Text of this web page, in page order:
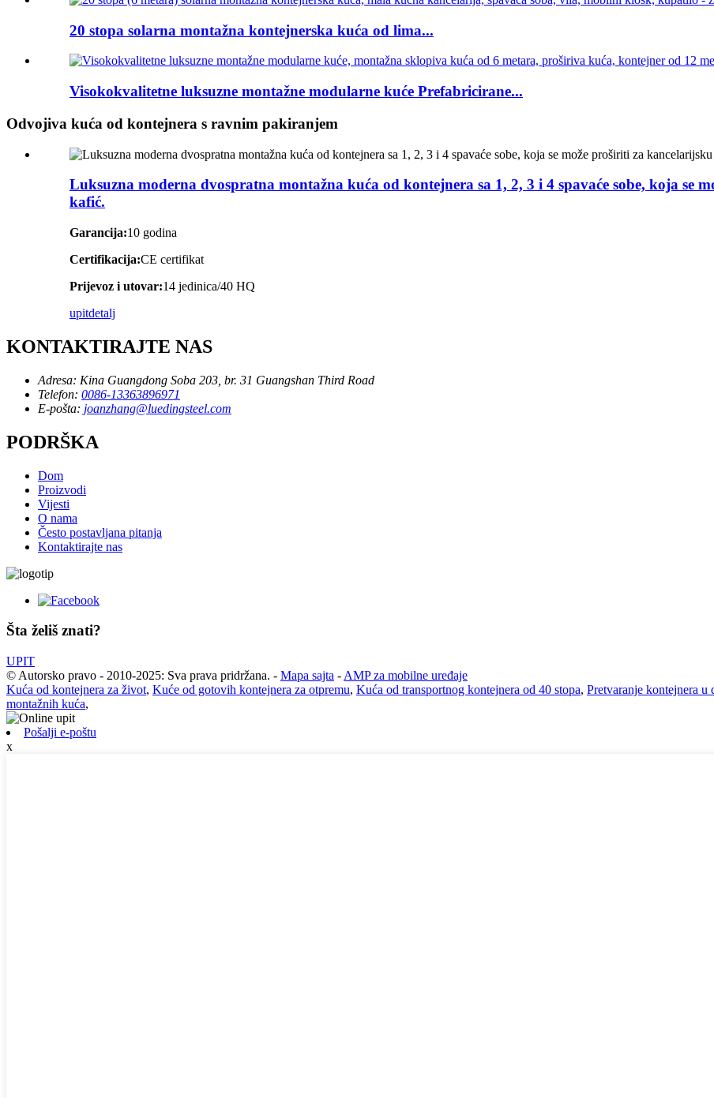
20 stopa solarna montažna kontejnerska kuća od lima...
Visokokvalitetne luksuzne montažne modularne kuće Prefabricirane...
Odvojiva kuća od kontejnera s ravnim pakiranjem
Luksuzna moderna dvospratna montažna kuća od kontejnera sa 1, 2, 3 i 4 spavaće sobe, koja se
kafić.
Garancija:10 godina
Certifikacija:CE certifikat
Prijevoz i utovar:14 jedinica/40 HQ
upitdetalj
KONTAKTIRAJTE NAS
Adresa: Kina Guangdong Soba 203, br. 31 Guangshan Third Road
Telefon: 0086-13363896971
E-pošta: joanzhang@luedingsteel.com
PODRŠKA
Dom
Proizvodi
Vijesti
O nama
Često postavljana pitanja
Kontaktirajte nas
Šta želiš znati?
UPIT
© Autorsko pravo - 2010-2025: Sva prava pridržana. - Mapa sajta - AMP za mobilne uređaje
Kuća od kontejnera za život, Kuće od gotovih kontejnera za otpremu, Kuća od transportnog kontejnera od 40 stopa, Pretvaranje kontejnera u
montažnih kuća,
Pošalji e-poštu
x